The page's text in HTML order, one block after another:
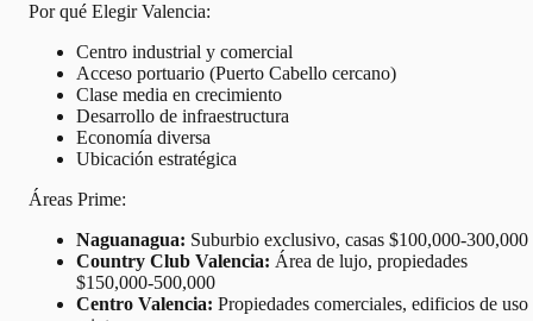
Por qué Elegir Valencia:
Centro industrial y comercial
Acceso portuario (Puerto Cabello cercano)
Clase media en crecimiento
Desarrollo de infraestructura
Economía diversa
Ubicación estratégica
Áreas Prime:
Naguanagua: Suburbio exclusivo, casas $100,000-300,000
Country Club Valencia: Área de lujo, propiedades
$150,000-500,000
Centro Valencia: Propiedades comerciales, edificios de uso